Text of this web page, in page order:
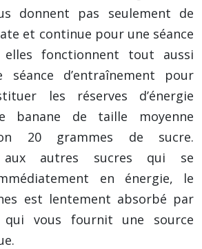
donnent pas seulement de
et continue pour une séance
elles fonctionnent tout aussi
d’entraînement pour
les réserves d’énergie
banane de taille moyenne
20 grammes de sucre.
aux autres sucres qui se
en énergie, le
est lentement absorbé par
qui vous fournit une source